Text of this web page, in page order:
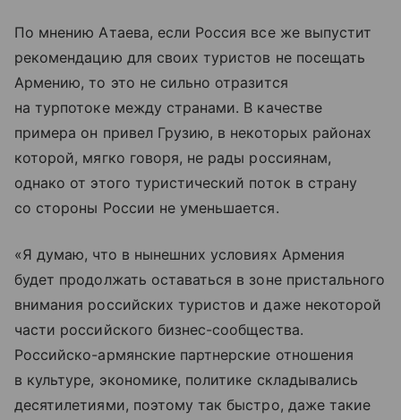
По мнению Атаева, если Россия все же выпустит
рекомендацию для своих туристов не посещать
Армению, то это не сильно отразится
на турпотоке между странами. В качестве
примера он привел Грузию, в некоторых районах
которой, мягко говоря, не рады россиянам,
однако от этого туристический поток в страну
со стороны России не уменьшается.
«Я думаю, что в нынешних условиях Армения
будет продолжать оставаться в зоне пристального
внимания российских туристов и даже некоторой
части российского бизнес-сообщества.
Российско-армянские партнерские отношения
в культуре, экономике, политике складывались
десятилетиями, поэтому так быстро, даже такие